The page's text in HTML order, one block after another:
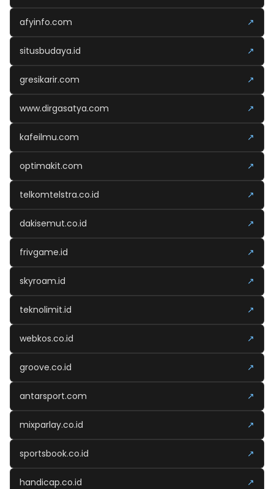
afyinfo.com ↗
situsbudaya.id ↗
gresikarir.com ↗
www.dirgasatya.com ↗
kafeilmu.com ↗
optimakit.com ↗
telkomtelstra.co.id ↗
dakisemut.co.id ↗
frivgame.id ↗
skyroam.id ↗
teknolimit.id ↗
webkos.co.id ↗
groove.co.id ↗
antarsport.com ↗
mixparlay.co.id ↗
sportsbook.co.id ↗
handicap.co.id ↗